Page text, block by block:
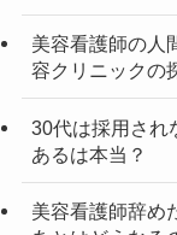
美容看護師の人
容クリニックの
30代は採用され
あるは本当？
美容看護師辞め